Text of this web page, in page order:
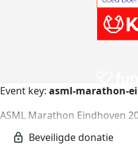
Event key: asml-marathon-
ASML Marathon Eindhoven
asml-marathon-eindhoven-